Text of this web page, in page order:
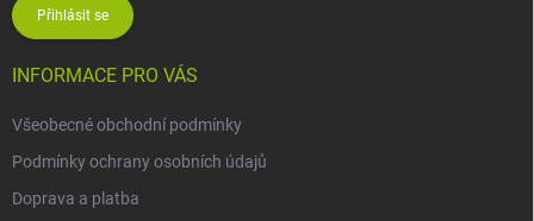
Přihlásit se
INFORMACE PRO VÁS
Všeobecné obchodní podmínky
Podmínky ochrany osobních údajů
Doprava a platba